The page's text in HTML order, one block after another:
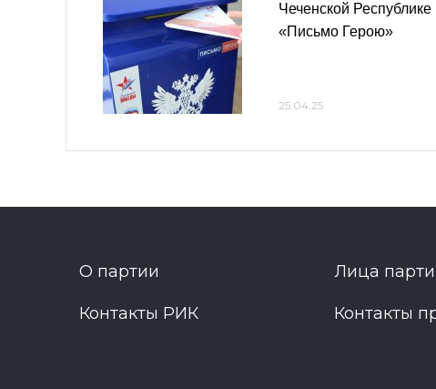
Чеченской
«Письмо Герою»
25.04.25
О партии Лица
Контакты РИК Контакты